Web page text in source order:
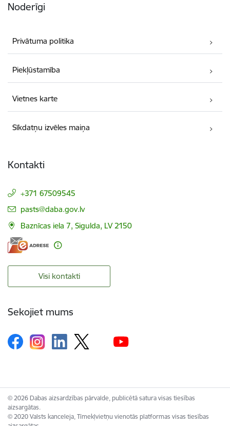
Noderīgi
Privātuma politika
Piekļūstamība
Vietnes karte
Sīkdatņu izvēles maiņa
Kontakti
+371 67509545
E-pasts:
pasts@daba.gov.lv
Baznīcas iela 7, Sigulda, LV 2150
Visi kontakti
Sekojiet mums
© 2026 Dabas aizsardzības pārvalde, publicētā satura visas tiesības
aizsargātas.
© 2020 Valsts kanceleja, Tīmekļvietņu vienotās platformas visas tiesības